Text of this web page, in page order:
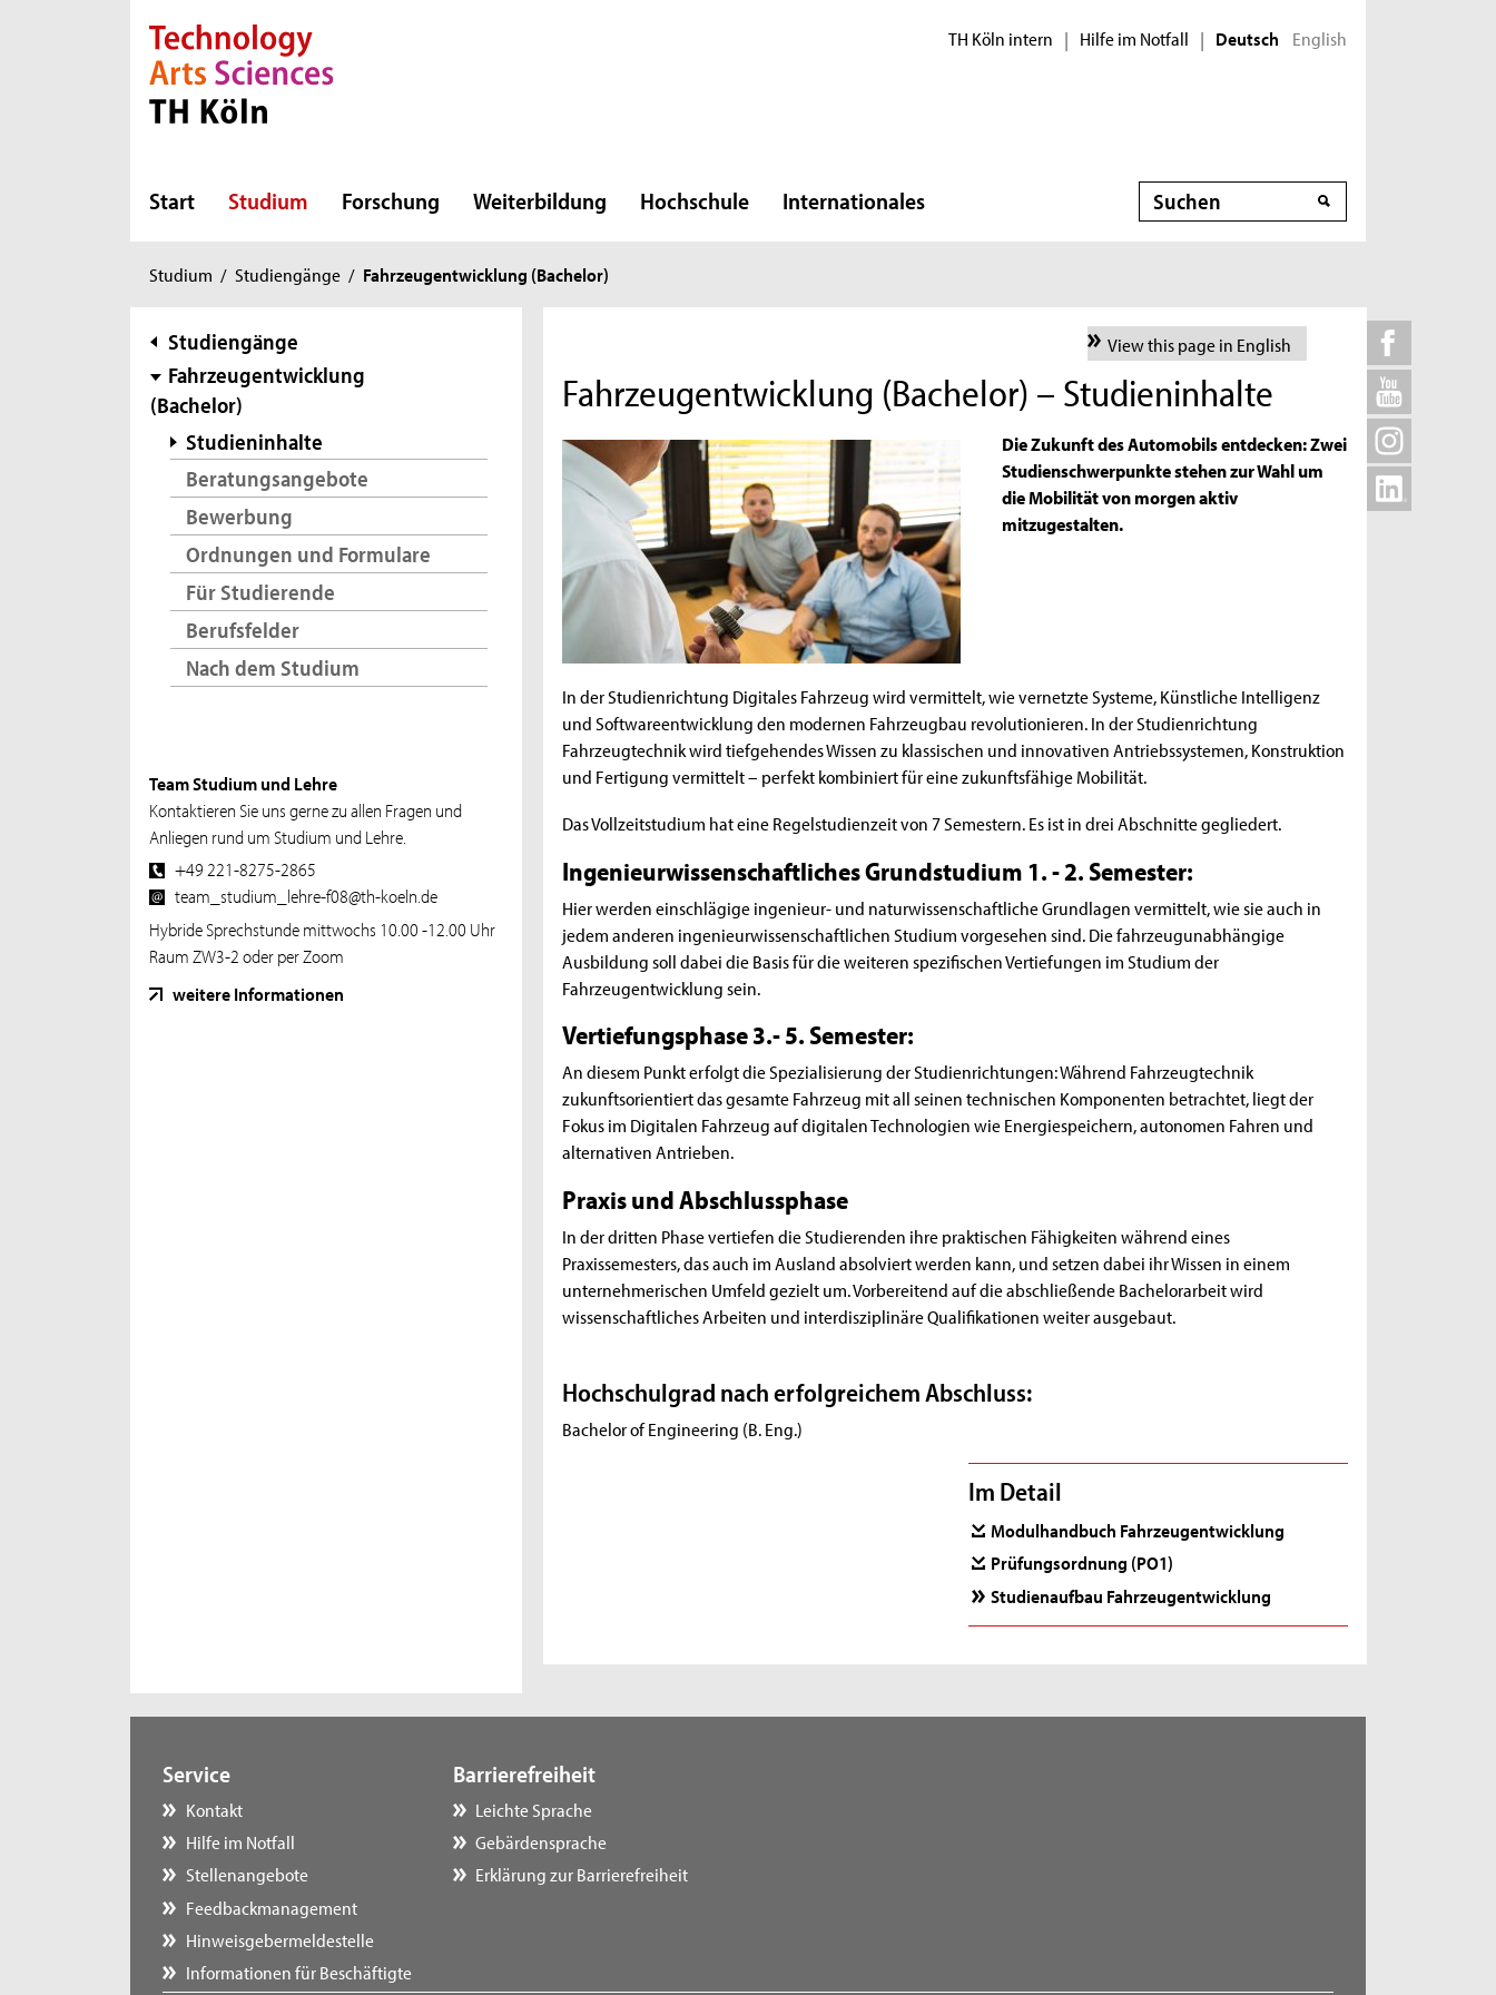
Direkt zur Hauptnavigation
Direkt zur Subnavigation
Direkt zum Inhalt
Direkt zum Fußbereich TH Köln intern | Hilfe im Notfall | Deutsch English
Start Studium Forschung Weiterbildung Hochschule Internationales Suche
Sie
hier:
Studium / Studiengänge / Fahrzeugentwicklung (Bachelor)
Subnavigation
Studiengänge
Fahrzeugentwicklung
(Bachelor)
Studieninhalte
Beratungsangebote
Bewerbung
Ordnungen und Formulare
Für Studierende
Berufsfelder
Nach dem Studium
Team Studium und Lehre
Kontaktieren Sie uns gerne zu allen Fragen und
Anliegen rund um Studium und Lehre.
+49 221-8275-2865
team_studium_lehre-f08@th-koeln.de
Hybride Sprechstunde mittwochs 10.00 -12.00 Uhr
Raum ZW3-2 oder per Zoom
weitere Informationen
View this page in English
Fahrzeugentwicklung (Bachelor) – Studieninhalte
Die Zukunft des Automobils entdecken: Zwei
Studienschwerpunkte stehen zur Wahl um
die Mobilität von morgen aktiv
mitzugestalten.
In der Studienrichtung Digitales Fahrzeug wird vermittelt, wie vernetzte Systeme, Künstliche Intelligenz
und Softwareentwicklung den modernen Fahrzeugbau revolutionieren. In der Studienrichtung
Fahrzeugtechnik wird tiefgehendes Wissen zu klassischen und innovativen Antriebssystemen, Konstruktion
und Fertigung vermittelt – perfekt kombiniert für eine zukunftsfähige Mobilität.
Das Vollzeitstudium hat eine Regelstudienzeit von 7 Semestern. Es ist in drei Abschnitte gegliedert.
Ingenieurwissenschaftliches Grundstudium 1. - 2. Semester:
Hier werden einschlägige ingenieur- und naturwissenschaftliche Grundlagen vermittelt, wie sie auch in
jedem anderen ingenieurwissenschaftlichen Studium vorgesehen sind. Die fahrzeugunabhängige
Ausbildung soll dabei die Basis für die weiteren spezifischen Vertiefungen im Studium der
Fahrzeugentwicklung sein.
Vertiefungsphase 3.- 5. Semester:
An diesem Punkt erfolgt die Spezialisierung der Studienrichtungen: Während Fahrzeugtechnik
zukunftsorientiert das gesamte Fahrzeug mit all seinen technischen Komponenten betrachtet, liegt der
Fokus im Digitalen Fahrzeug auf digitalen Technologien wie Energiespeichern, autonomen Fahren und
alternativen Antrieben.
Praxis und Abschlussphase
In der dritten Phase vertiefen die Studierenden ihre praktischen Fähigkeiten während eines
Praxissemesters, das auch im Ausland absolviert werden kann, und setzen dabei ihr Wissen in einem
unternehmerischen Umfeld gezielt um. Vorbereitend auf die abschließende Bachelorarbeit wird
wissenschaftliches Arbeiten und interdisziplinäre Qualifikationen weiter ausgebaut.
Hochschulgrad nach erfolgreichem Abschluss:
Bachelor of Engineering (B. Eng.)
Im Detail
Modulhandbuch Fahrzeugentwicklung
Prüfungsordnung (PO1)
Studienaufbau Fahrzeugentwicklung
Service
Kontakt
Hilfe im Notfall
Stellenangebote
Feedbackmanagement
Hinweisgebermeldestelle
Informationen für Beschäftigte
Barrierefreiheit
Leichte Sprache
Gebärdensprache
Erklärung zur Barrierefreiheit